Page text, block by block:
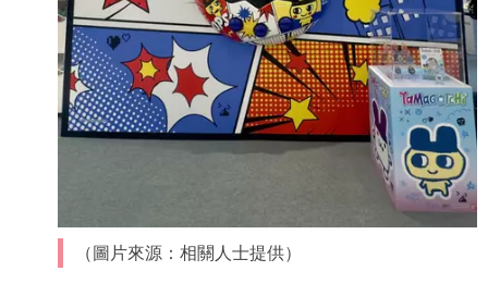
（圖片來源：相關人士提供）